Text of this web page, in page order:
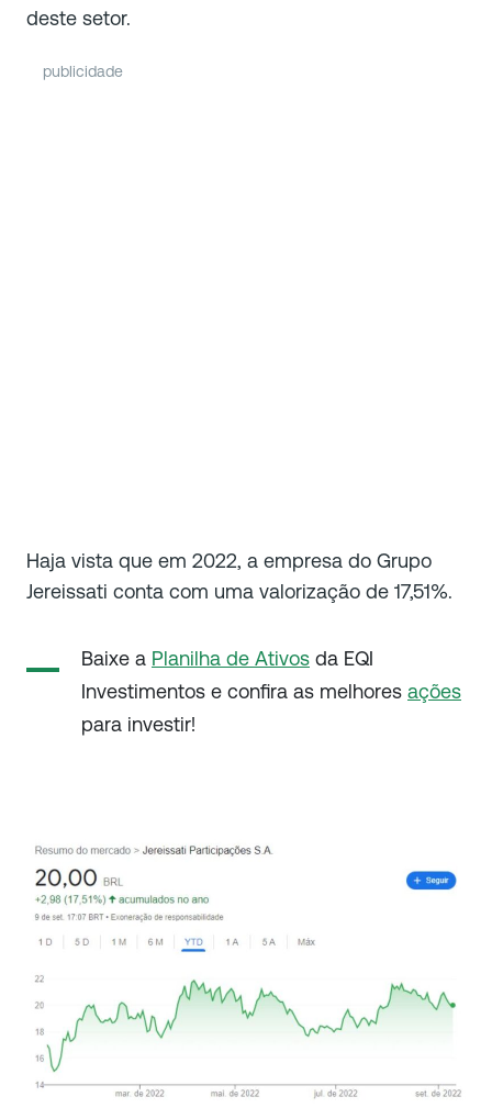
deste setor.
publicidade
Haja vista que em 2022, a empresa do Grupo
Jereissati conta com uma valorização de 17,51%.
Baixe a Planilha de Ativos da EQI
Investimentos e confira as melhores ações
para investir!